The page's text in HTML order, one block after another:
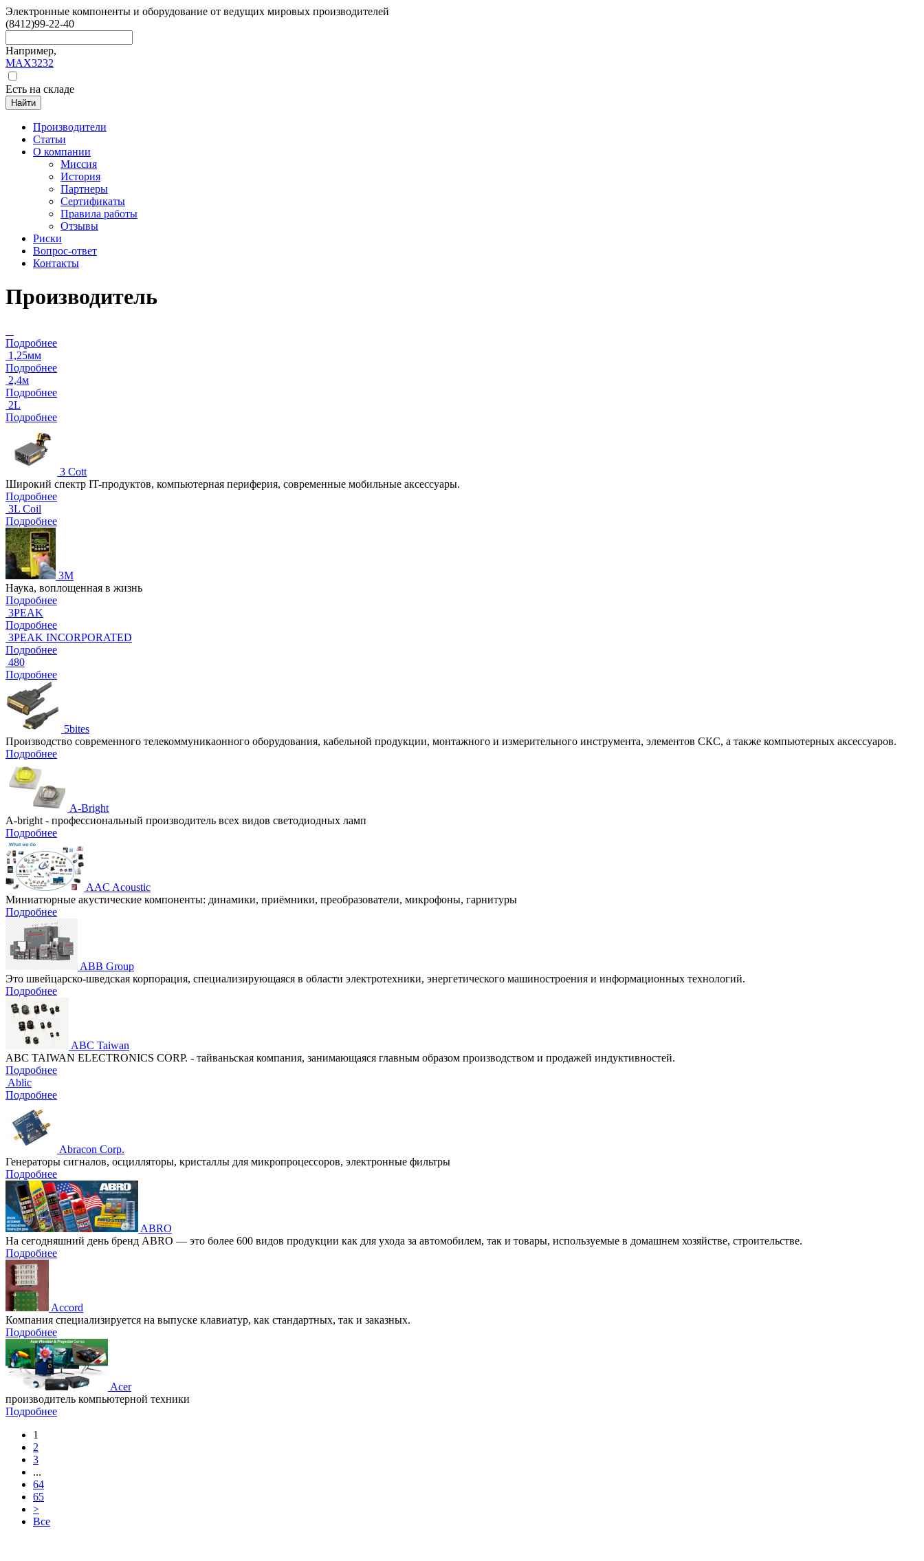
Электронные компоненты и оборудование от ведущих мировых производителей
(8412)99-22-40
Например,
MAX3232
Есть на складе
Найти
Производители
Статьи
О компании
Миссия
История
Партнеры
Сертификаты
Правила работы
Отзывы
Риски
Вопрос-ответ
Контакты
Производитель
Подробнее
1,25мм
Подробнее
2,4м
Подробнее
2L
Подробнее
3 Cott
Широкий спектр IT-продуктов, компьютерная периферия, современные мобильные аксессуары.
Подробнее
3L Coil
Подробнее
3M
Наука, воплощенная в жизнь
Подробнее
3PEAK
Подробнее
3PEAK INCORPORATED
Подробнее
480
Подробнее
5bites
Производство современного телекоммуникаонного оборудования, кабельной продукции, монтажного и измерительного инструмента, элементов СКС, а также компьютерных аксессуаров.
Подробнее
A-Bright
A-bright - профессиональный производитель всех видов светодиодных ламп
Подробнее
AAC Acoustic
Миниатюрные акустические компоненты: динамики, приёмники, преобразователи, микрофоны, гарнитуры
Подробнее
ABB Group
Это швейцарско-шведская корпорация, специализирующаяся в области электротехники, энергетического машиностроения и информационных технологий.
Подробнее
ABC Taiwan
ABC TAIWAN ELECTRONICS CORP. - тайваньская компания, занимающаяся главным образом производством и продажей индуктивностей.
Подробнее
Ablic
Подробнее
Abracon Corp.
Генераторы сигналов, осцилляторы, кристаллы для микропроцессоров, электронные фильтры
Подробнее
ABRO
На сегодняшний день бренд ABRO — это более 600 видов продукции как для ухода за автомобилем, так и товары, используемые в домашнем хозяйстве, строительстве.
Подробнее
Accord
Компания специализируется на выпуске клавиатур, как стандартных, так и заказных.
Подробнее
Acer
производитель компьютерной техники
Подробнее
1
2
3
...
64
65
>
Все